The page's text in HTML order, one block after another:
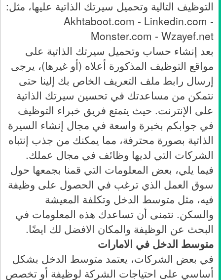
التوظيف التالية وتحميل سيرتك الذاتية عليها، مثل:
Akhtaboot.com - Linkedin.com -
Monster.com - Wzayef.net
بعد إنشاء حساب وتحميل سيرتك الذاتية على
مواقع التوظيف المذكورة أعلاه (أو غيرها)، يرجى
إرسال رابط ملف التعريف الخاص بك إلينا حتى
نتمكن من مساعدتك في تحسين سيرتك الذاتية
على الإنترنت. حيث يتمتع فريق خبراء التوظيف
في جوابكم بخبرة واسعة في مجال إنشاء السيرة
الذاتية بصورة محترفة، مما يمكنك من جذب إنتباه
الشركات التي لديها وظائف في مجال عملك.
فيما يلي، بعض المعلومات التي قمنا بجمعها حول
سوق العمل الذي ترغب في الحصول على وظيفة
فيه، مثل متوسط الدخل وتكلفة المعيشة
والسكن. نتمنى أن تساعدك هذه المعلومات في
البحث عن الوظيفة والمكان الافضل لك ايضًا.
متوسط الدخل في الامارات
في بعض الشركات، يعتمد متوسط الدخل بشكل
أساسي على احتياجات الشركة لوظيفة أو تخصص